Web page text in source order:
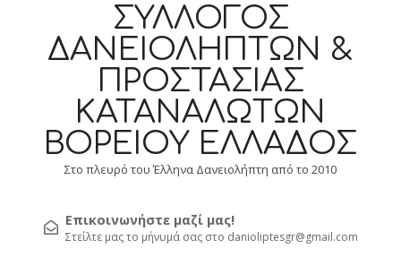
ΣΎΛΛΟΓΟΣ
ΔΑΝΕΙΟΛΗΠΤΏΝ &
ΠΡΟΣΤΑΣΊΑΣ
ΚΑΤΑΝΑΛΩΤΏΝ
ΒΟΡΕΊΟΥ ΕΛΛΆΔΟΣ
Στο πλευρό του Έλληνα Δανειολήπτη από το 2010
Επικοινωνήστε μαζί μας!
Στείλτε μας το μήνυμά σας στο danioliptesgr@gmail.com